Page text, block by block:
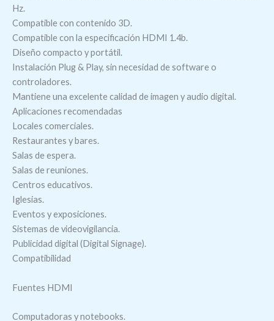
Hz.
Compatible con contenido 3D.
Compatible con la especificación HDMI 1.4b.
Diseño compacto y portátil.
Instalación Plug & Play, sin necesidad de software o
controladores.
Mantiene una excelente calidad de imagen y audio digital.
Aplicaciones recomendadas
Locales comerciales.
Restaurantes y bares.
Salas de espera.
Salas de reuniones.
Centros educativos.
Iglesias.
Eventos y exposiciones.
Sistemas de videovigilancia.
Publicidad digital (Digital Signage).
Compatibilidad
Fuentes HDMI
Computadoras y notebooks.